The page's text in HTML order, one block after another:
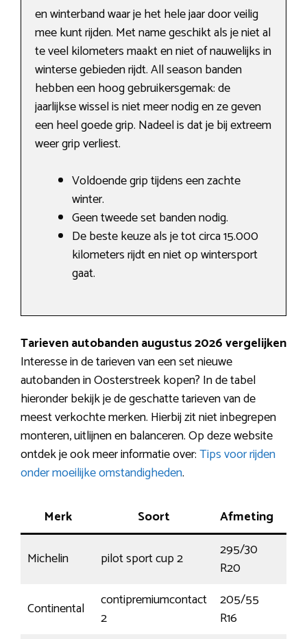
en winterband waar je het hele jaar door veilig
mee kunt rijden. Met name geschikt als je niet al
te veel kilometers maakt en niet of nauwelijks in
winterse gebieden rijdt. All season banden
hebben een hoog gebruikersgemak: de
jaarlijkse wissel is niet meer nodig en ze geven
een heel goede grip. Nadeel is dat je bij extreem
weer grip verliest.
Voldoende grip tijdens een zachte
winter.
Geen tweede set banden nodig.
De beste keuze als je tot circa 15.000
kilometers rijdt en niet op wintersport
gaat.
Tarieven autobanden augustus 2026 vergelijken
Interesse in de tarieven van een set nieuwe
autobanden in Oosterstreek kopen? In de tabel
hieronder bekijk je de geschatte tarieven van de
meest verkochte merken. Hierbij zit niet inbegrepen
monteren, uitlijnen en balanceren. Op deze website
ontdek je ook meer informatie over:Tips voor rijden
onder moeilijke omstandigheden.
Merk Soort Afmeting
Michelin pilot sport cup 2
295/30
R20
Continental
contipremiumcontact
2
205/55
R16